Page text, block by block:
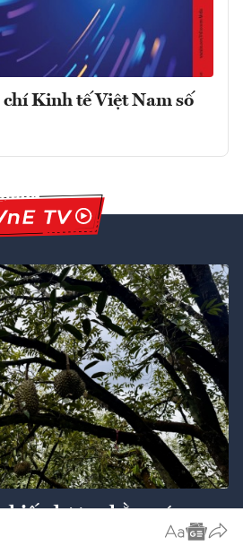
Kinh tế Việt Nam số
lược nhằm cán
tỷ USD